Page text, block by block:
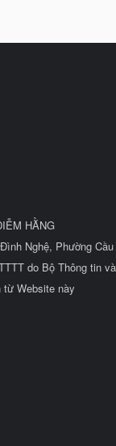
HẰNG
Nghệ, Phường
do Bộ Thông tin
từ Website này